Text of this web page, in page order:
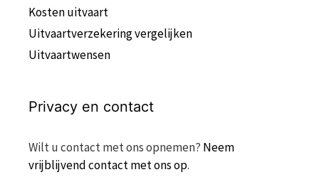
Kosten uitvaart
Uitvaartverzekering vergelijken
Uitvaartwensen
Privacy en contact
Wilt u contact met ons opnemen? Neem
vrijblijvend contact met ons op.